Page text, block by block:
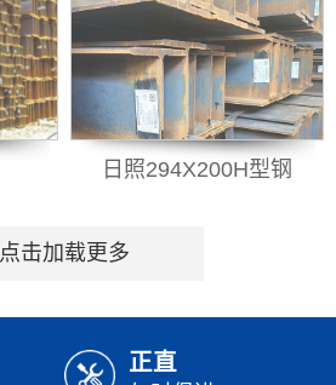
日照294X200H型钢
点击加载更多
正直